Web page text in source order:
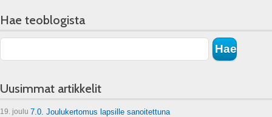
Hae teoblogista
Uusimmat artikkelit
19. joulu 7.0. Joulukertomus lapsille sanoitettuna